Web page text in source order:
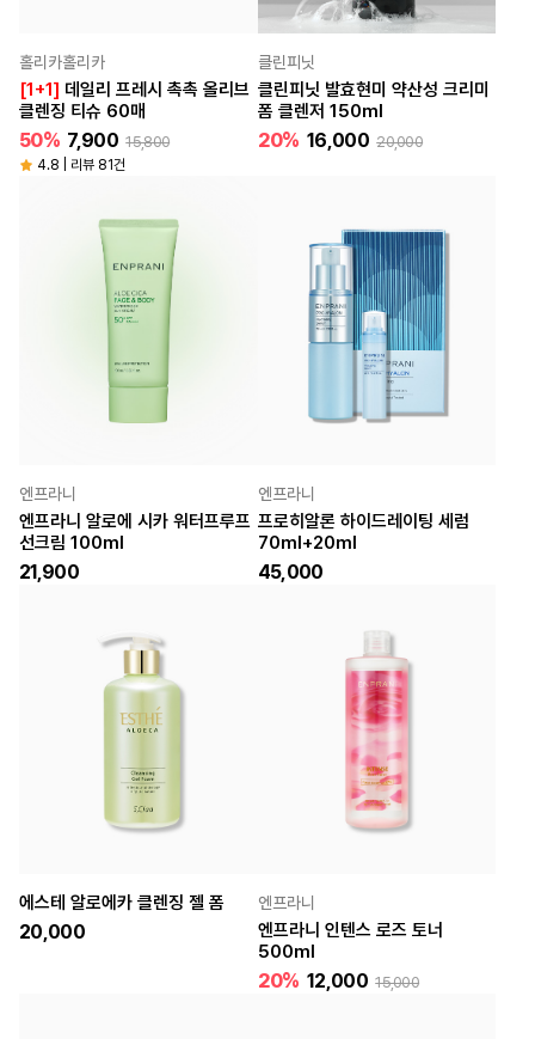
홀리카홀리카
[1+1] 데일리 프레시 촉촉 올리브
클렌징 티슈 60매
50% 7,900 15,800
4.8 | 리뷰 81건
클린피닛
클린피닛 발효현미 약산성 크리미
폼 클렌저 150ml
20% 16,000 20,000
엔프라니
엔프라니 알로에 시카 워터프루프
선크림 100ml
21,900
엔프라니
프로히알론 하이드레이팅 세럼
70ml+20ml
45,000
에스테 알로에카 클렌징 젤 폼
20,000
엔프라니
엔프라니 인텐스 로즈 토너
500ml
20% 12,000 15,000